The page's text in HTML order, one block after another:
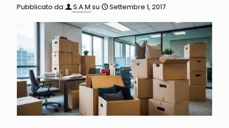
Pubblicato da S.A.M su Settembre 1, 2017